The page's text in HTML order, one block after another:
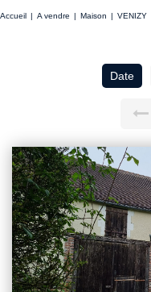
Accueil A vendre Maison VENIZY
Date